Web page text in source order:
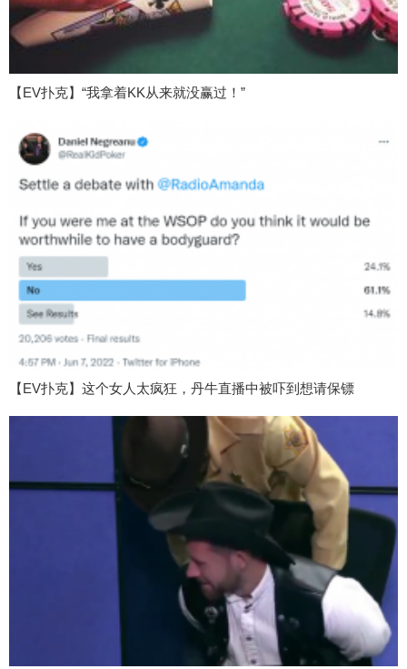
【EV扑克】“我拿着KK从来就没赢过！”
【EV扑克】这个女人太疯狂，丹牛直播中被吓到想请保镖